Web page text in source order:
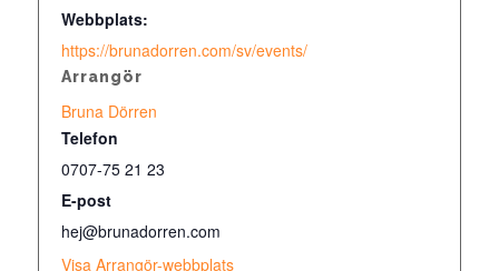
Webbplats:
https://brunadorren.com/sv/events/
Arrangör
Bruna Dörren
Telefon
0707-75 21 23
E-post
hej@brunadorren.com
Visa Arrangör-webbplats